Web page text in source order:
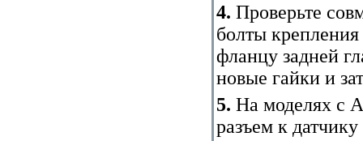
4. Проверьте
болты
фланцу задней
новые гайки и
5. На моделях с
разъем к датчику